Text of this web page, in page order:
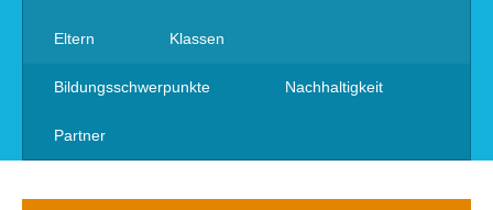
Eltern Klassen
Bildungsschwerpunkte Nachhaltigkeit
Partner